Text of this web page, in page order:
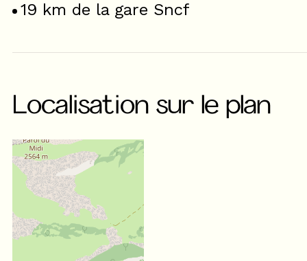
19 km de la gare Sncf
Localisation sur le plan